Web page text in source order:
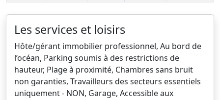
Les services et loisirs
Hôte/gérant immobilier professionnel, Au bord de
l’océan, Parking soumis à des restrictions de
hauteur, Plage à proximité, Chambres sans bruit
non garanties, Travailleurs des secteurs essentiels
uniquement - NON, Garage, Accessible aux